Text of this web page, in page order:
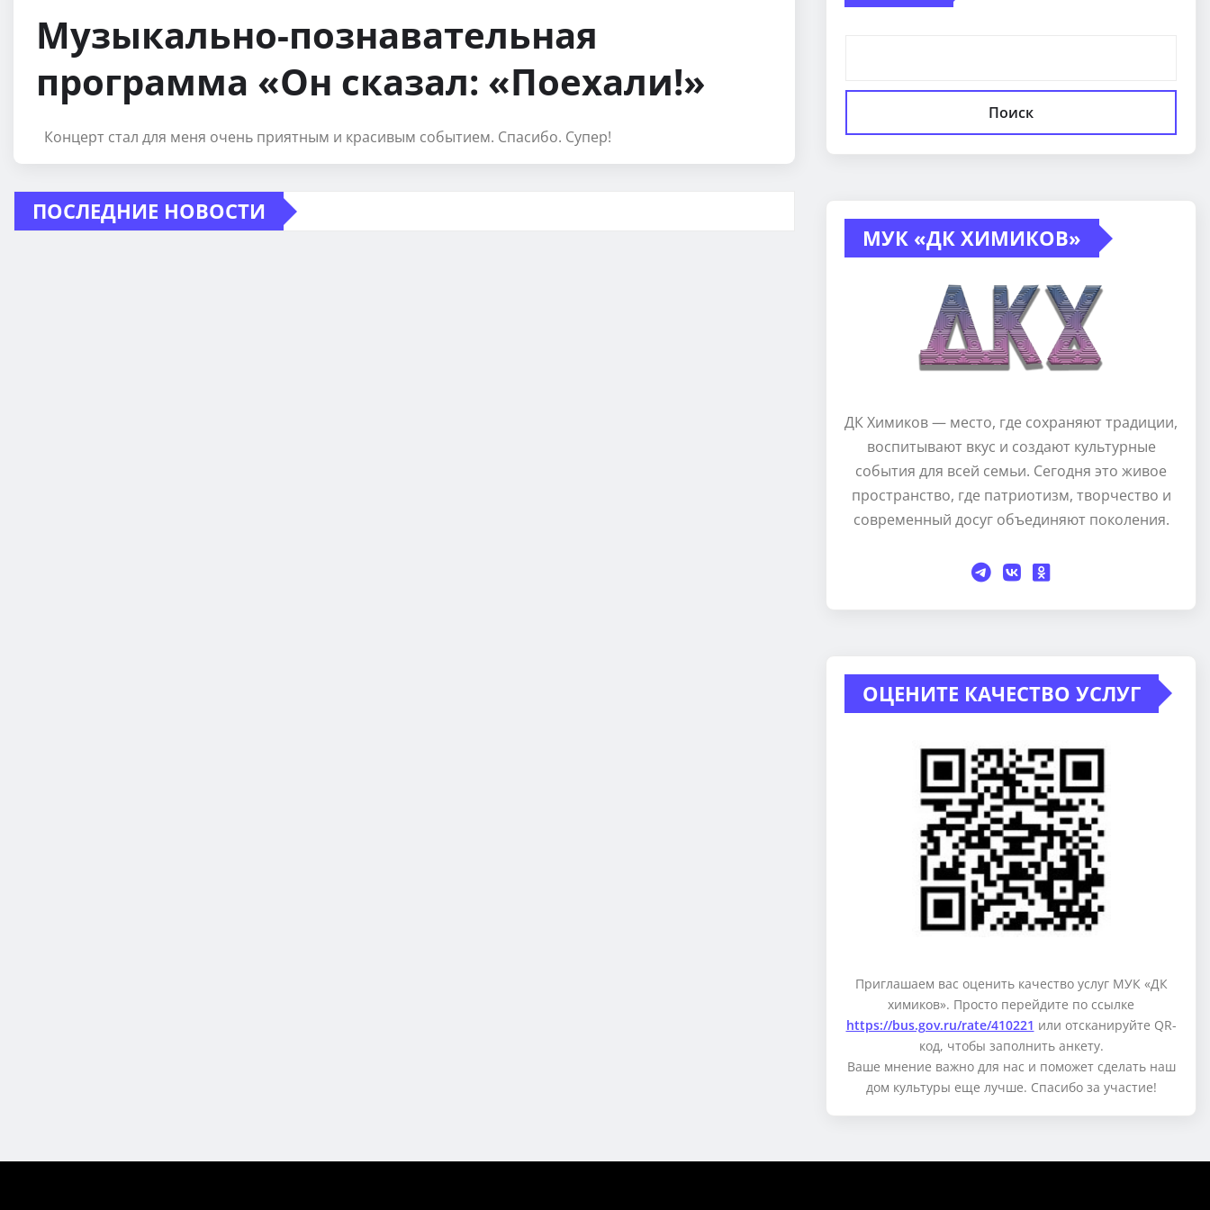
Музыкально-познавательная
программа «Он сказал: «Поехали!»
Концерт стал для меня очень приятным и красивым событием. Спасибо. Супер!
ПОСЛЕДНИЕ НОВОСТИ
Поиск
МУК «ДК ХИМИКОВ»
ДК Химиков — место, где сохраняют традиции,
воспитывают вкус и создают культурные
события для всей семьи. Сегодня это живое
пространство, где патриотизм, творчество и
современный досуг объединяют поколения.
ОЦЕНИТЕ КАЧЕСТВО УСЛУГ
Приглашаем вас оценить качество услуг МУК «ДК
химиков». Просто перейдите по ссылке
https://bus.gov.ru/rate/410221 или отсканируйте QR-
код, чтобы заполнить анкету.
Ваше мнение важно для нас и поможет сделать наш
дом культуры еще лучше. Спасибо за участие!